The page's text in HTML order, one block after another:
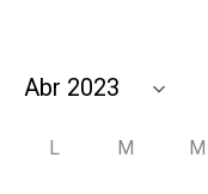
L M M